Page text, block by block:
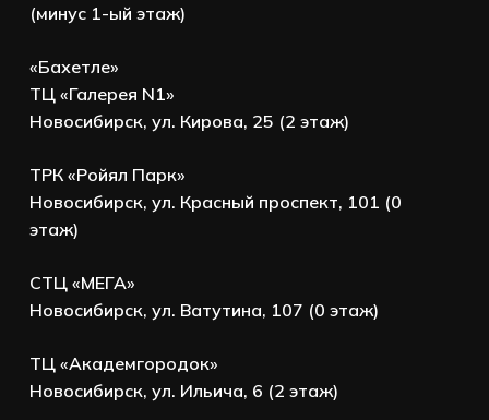
(минус 1-ый этаж)
«Бахетле»
ТЦ «Галерея N1»
Новосибирск, ул. Кирова, 25 (2 этаж)
ТРК «Ройял Парк»
Новосибирск, ул. Красный проспект, 101 (0
этаж)
СТЦ «МЕГА»
Новосибирск, ул. Ватутина, 107 (0 этаж)
ТЦ «Академгородок»
Новосибирск, ул. Ильича, 6 (2 этаж)